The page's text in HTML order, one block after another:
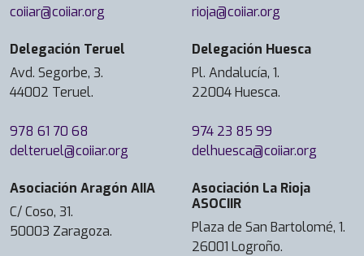
coiiar@coiiar.org
rioja@coiiar.org
Delegación Teruel
Avd. Segorbe, 3.
44002 Teruel.
978 61 70 68
delteruel@coiiar.org
Delegación Huesca
Pl. Andalucía, 1.
22004 Huesca.
974 23 85 99
delhuesca@coiiar.org
Asociación Aragón AIIA
C/ Coso, 31.
50003 Zaragoza.
Asociación La Rioja
ASOCIIR
Plaza de San Bartolomé, 1.
26001 Logroño.